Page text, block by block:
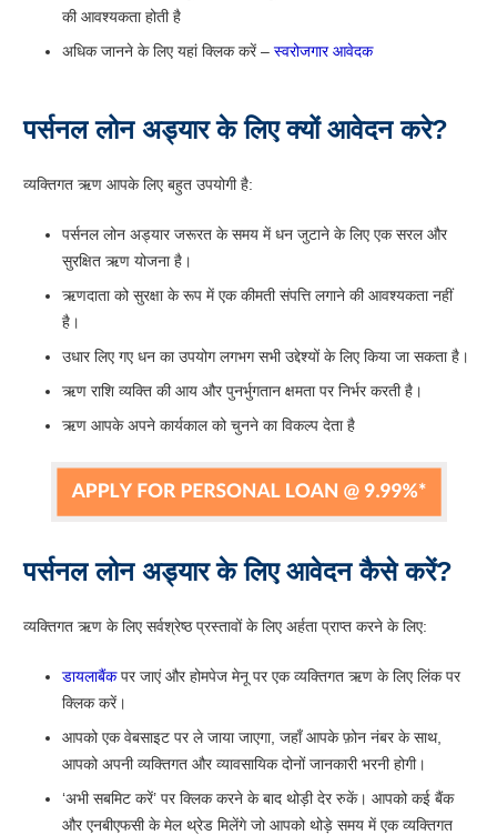
की आवश्यकता होती है
अधिक जानने के लिए यहां क्लिक करें – स्वरोजगार आवेदक
पर्सनल लोन अड्यार के लिए क्यों आवेदन करे?
व्यक्तिगत ऋण आपके लिए बहुत उपयोगी है:
पर्सनल लोन अड्यार जरूरत के समय में धन जुटाने के लिए एक सरल और
सुरक्षित ऋण योजना है।
ऋणदाता को सुरक्षा के रूप में एक कीमती संपत्ति लगाने की आवश्यकता नहीं
है।
उधार लिए गए धन का उपयोग लगभग सभी उद्देश्यों के लिए किया जा सकता है।
ऋण राशि व्यक्ति की आय और पुनर्भुगतान क्षमता पर निर्भर करती है।
ऋण आपके अपने कार्यकाल को चुनने का विकल्प देता है
पर्सनल लोन अड्यार के लिए आवेदन कैसे करें?
व्यक्तिगत ऋण के लिए सर्वश्रेष्ठ प्रस्तावों के लिए अर्हता प्राप्त करने के लिए:
डायलाबैंकपर जाएं और होमपेज मेनू पर एक व्यक्तिगत ऋण के लिए लिंक पर
क्लिक करें।
आपको एक वेबसाइट पर ले जाया जाएगा, जहाँ आपके फ़ोन नंबर के साथ,
आपको अपनी व्यक्तिगत और व्यावसायिक दोनों जानकारी भरनी होगी।
‘अभी सबमिट करें’ पर क्लिक करने के बाद थोड़ी देर रुकें। आपको कई बैंक
और एनबीएफसी के मेल थ्रेड मिलेंगे जो आपको थोड़े समय में एक व्यक्तिगत